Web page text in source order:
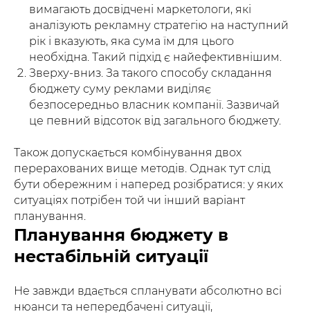
вимагають досвідчені маркетологи, які
аналізують рекламну стратегію на наступний
рік і вказують, яка сума їм для цього
необхідна. Такий підхід є найефективнішим.
Зверху-вниз. За такого способу складання
бюджету суму реклами виділяє
безпосередньо власник компанії. Зазвичай
це певний відсоток від загального бюджету.
Також допускається комбінування двох
перерахованих вище методів. Однак тут слід
бути обережним і наперед розібратися: у яких
ситуаціях потрібен той чи інший варіант
планування.
Планування бюджету в
нестабільній ситуації
Не завжди вдається спланувати абсолютно всі
нюанси та непередбачені ситуації,